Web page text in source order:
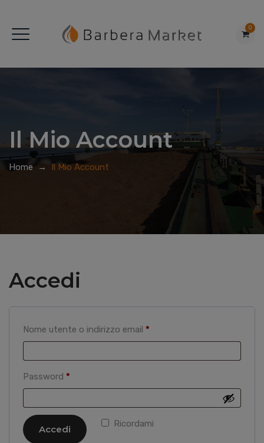
0
Il Mio Account
Home → Il Mio Account
Accedi
Nome utente o indirizzo email *
Password *
Ricordami
Accedi